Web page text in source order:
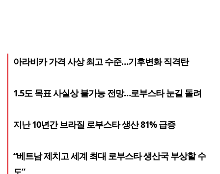
아라비카 가격 사상 최고 수준…기후변화 직격탄
1.5도 목표 사실상 불가능 전망…로부스타 눈길 돌려
지난 10년간 브라질 로부스타 생산 81% 급증
“베트남 제치고 세계 최대 로부스타 생산국 부상할 수
도”